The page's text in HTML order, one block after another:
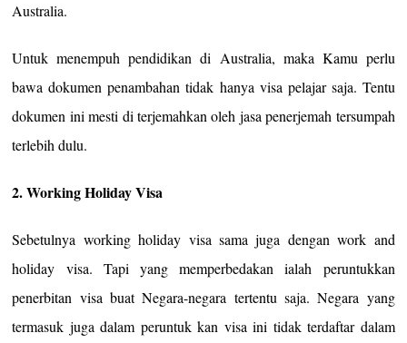
Australia.
Untuk menempuh pendidikan di Australia, maka Kamu perlu
bawa dokumen penambahan tidak hanya visa pelajar saja. Tentu
dokumen ini mesti di terjemahkan oleh jasa penerjemah tersumpah
terlebih dulu.
2. Working Holiday Visa
Sebetulnya working holiday visa sama juga dengan work and
holiday visa. Tapi yang memperbedakan ialah peruntukkan
penerbitan visa buat Negara-negara tertentu saja. Negara yang
termasuk juga dalam peruntuk kan visa ini tidak terdaftar dalam